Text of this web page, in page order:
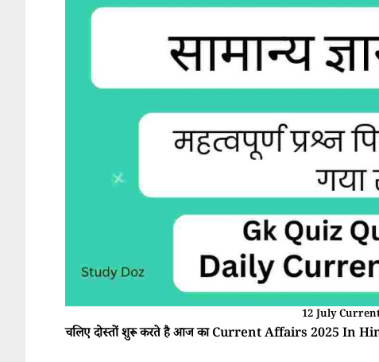
12 July
चलिए दोस्तों शुरू करते है आज का Current Affairs 2025 In